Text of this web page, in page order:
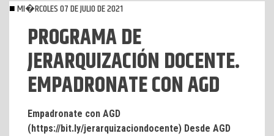
MI�RCOLES 07 DE JULIO DE 2021
PROGRAMA DE
JERARQUIZACIÓN DOCENTE.
EMPADRONATE CON AGD
Empadronate con AGD
(https://bit.ly/jerarquizaciondocente) Desde AGD